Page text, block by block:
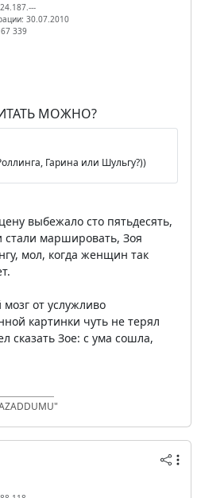
30.07.2010
339
МОЖНО?
Гарина или Шульгу?))
выбежало сто пятьдесять,
маршировать, Зоя
мол, когда женщин так
от услужливо
картинки чуть не терял
сказать Зое: с ума сошла,